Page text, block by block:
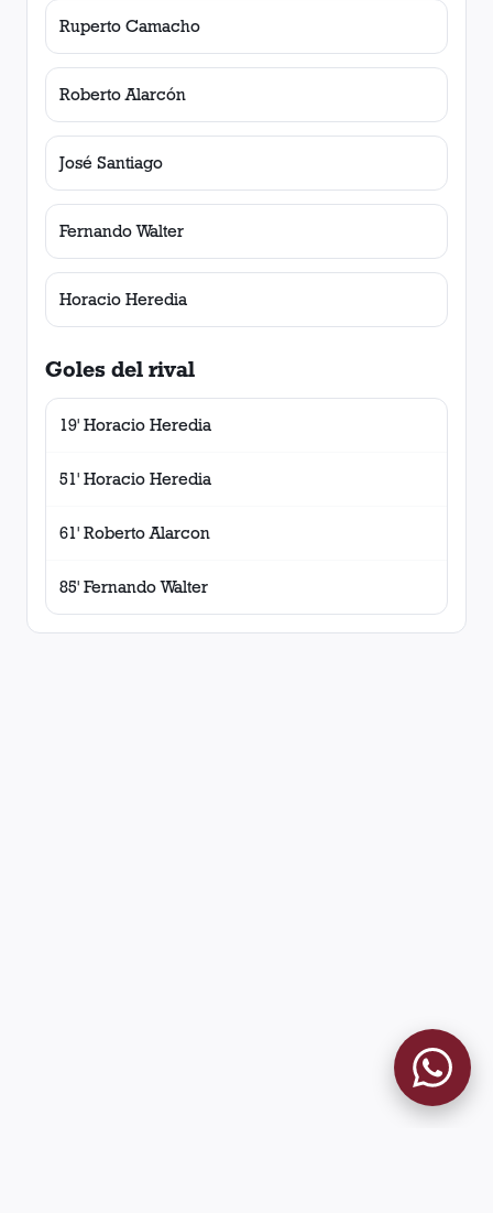
Ruperto Camacho
Roberto Alarcón
José Santiago
Fernando Walter
Horacio Heredia
Goles del rival
19' Horacio Heredia
51' Horacio Heredia
61' Roberto Alarcon
85' Fernando Walter